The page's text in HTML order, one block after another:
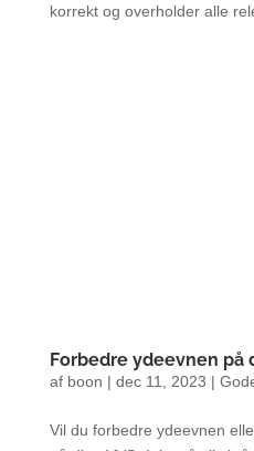
korrekt og overholder alle
Forbedre ydeevnen på
af boon | dec 11, 2023 |
Vil du forbedre ydeevnen